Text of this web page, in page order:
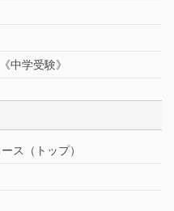
中学受験》
ース（トップ）